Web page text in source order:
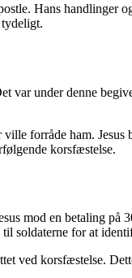
Hans
var under denne
forråde ham.
korsfæstelse.
mod en betaling
soldaterne for at
ved korsfæstelse.